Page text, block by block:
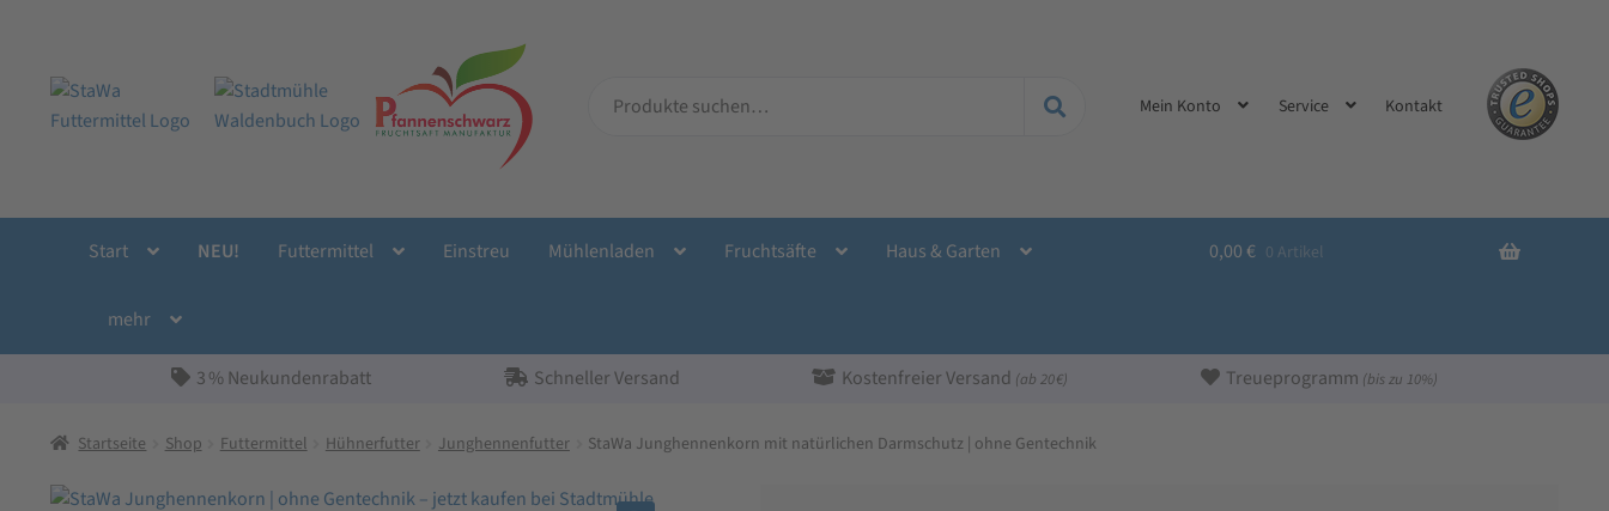
Navigation
springen
Inhalt
springen
nach:
Mein Konto Service Kontakt
Start NEU! Futtermittel Einstreu Mühlenladen Fruchtsäfte Haus & Garten
mehr
0,00 € 0 Artikel
3 % Neukundenrabatt Schneller Versand Kostenfreier Versand (ab 20 €) Treueprogramm (bis zu 10%)
Startseite Shop Futtermittel Hühnerfutter Junghennenfutter StaWa Junghennenkorn mit natürlichen Darmschutz | ohne Gentechnik